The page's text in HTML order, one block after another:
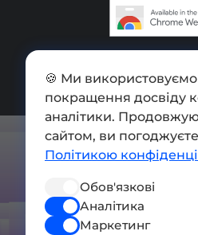
Мапа
Press
Умови
СОЦ.
🍪 Ми
покращення досвіду
аналітики.
сайтом, ви
Політикою
Обов'язкові
Аналітика
Маркетинг